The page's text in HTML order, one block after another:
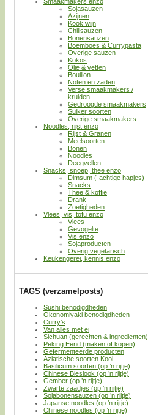
Smaakmakers enzo
Sojasauzen
Azijnen
Kook wijn
Chilisauzen
Bonensauzen
Boemboes & Currypasta
Overige sauzen
Kokos
Olie & vetten
Bouillon
Noten en zaden
Verse smaakmakers /
kruiden
Gedroogde smaakmakers
Suiker soorten
Overige smaakmakers
Noodles, rijst enzo
Rijst & Granen
Meelsoorten
Bonen
Noodles
Deegvellen
Snacks, snoep, thee enzo
Dimsum (-achtige hapjes)
Snacks
Thee & koffie
Drank
Zoetigheden
Vlees, vis, tofu enzo
Vlees
Gevogelte
Vis enzo
Sojaproducten
Overig vegetarisch
Keukengerei, kennis enzo
TAGS (verzamelposts)
Sushi benodigdheden
Okonomiyaki benodigdheden
Curry’s
Van alles met ei
Sichuan (gerechten & ingredienten)
Peking Eend (maken of kopen)
Gefermenteerde producten
Aziatische soorten Kool
Basilicum soorten (op ’n rijtje)
Chinese Bieslook (op ’n rijtje)
Gember (op ’n rijtje)
Zwarte zaadjes (op ’n rijtje)
Sojabonensauzen (op ’n rijtje)
Japanse noodles (op ’n rijtje)
Chinese noodles (op ’n rijtje)